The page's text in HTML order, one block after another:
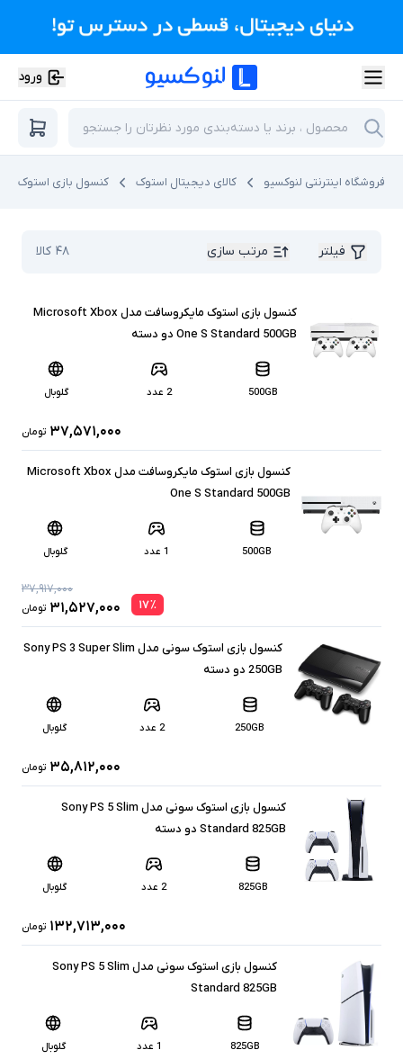
ورود
فروشگاه اینترنتی لنوکسیو کالای دیجیتال استوک کنسول بازی استوک
فیلتر مرتب سازی ۴۸ کالا
کنسول بازی استوک مایکروسافت مدل Microsoft Xbox
One S Standard 500GB دو دسته
500GB 2 عدد گلوبال
۳۷,۵۷۱,۰۰۰ تومان
کنسول بازی استوک مایکروسافت مدل Microsoft Xbox
One S Standard 500GB
500GB 1 عدد گلوبال
۱۷٪
۳۷,۹۱۷,۰۰۰
۳۱,۵۲۷,۰۰۰ تومان
کنسول بازی استوک سونی مدل Sony PS 3 Super Slim
250GB دو دسته
250GB 2 عدد گلوبال
۳۵,۸۱۲,۰۰۰ تومان
کنسول بازی استوک سونی مدل Sony PS 5 Slim
Standard 825GB دو دسته
825GB 2 عدد گلوبال
۱۳۲,۷۱۳,۰۰۰ تومان
کنسول بازی استوک سونی مدل Sony PS 5 Slim
Standard 825GB
825GB 1 عدد گلوبال